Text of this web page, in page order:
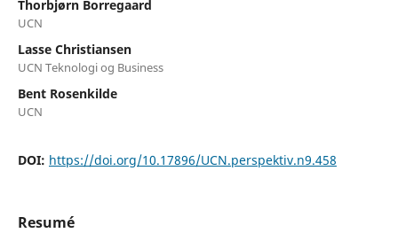
Thorbjørn Borregaard
UCN
Lasse Christiansen
UCN Teknologi og Business
Bent Rosenkilde
UCN
DOI: https://doi.org/10.17896/UCN.perspektiv.n9.458
Resumé